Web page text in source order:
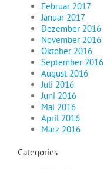
Februar 2017
Januar 2017
Dezember 2016
November 2016
Oktober 2016
September 2016
August 2016
Juli 2016
Juni 2016
Mai 2016
April 2016
März 2016
Categories